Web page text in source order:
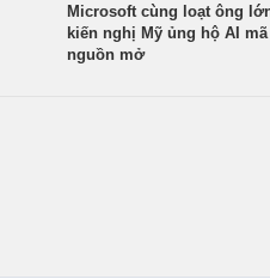
Microsoft cùng loạt ông
kiến nghị Mỹ ủng hộ AI mã
nguồn mở